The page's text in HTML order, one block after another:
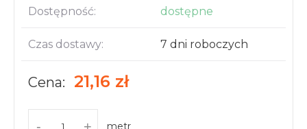
Dostępność: dostępne
Czas dostawy: 7 dni roboczych
Cena: 21,16 zł
metr